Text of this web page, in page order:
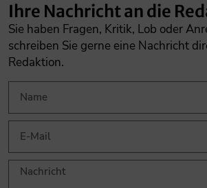
Ihre Nachricht an die
Sie haben Fragen, Kritik, Lob oder
schreiben Sie gerne eine Nachricht
Redaktion.